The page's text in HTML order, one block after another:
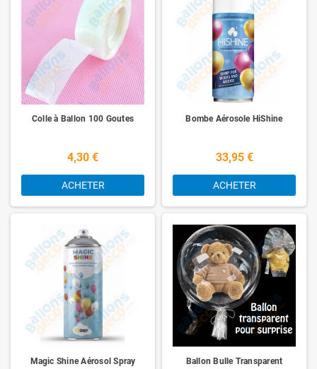
Colle à Ballon 100 Goutes
4,30 €
ACHETER
Bombe Aérosole HiShine
33,95 €
ACHETER
Magic Shine Aérosol Spray
Ballon Bulle Transparent